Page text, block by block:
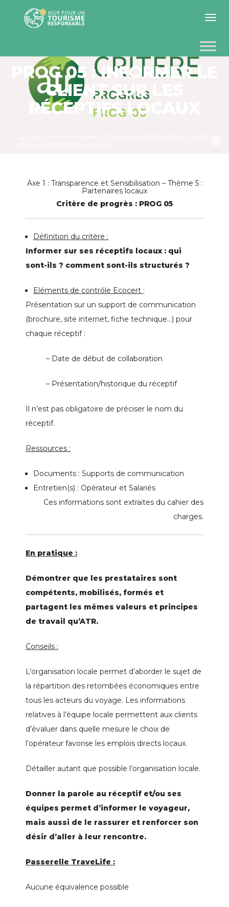
Toggle
PROG 05 : INFORMER LE
CLIENT SUR LES
RÉCEPTIFS LOCAUX
Axe 1 : Transparence et Sensibilisation – Thème 5 :
Partenaires locaux
Critère de progrès : PROG 05
Définition du critère :
Informer sur ses réceptifs locaux : qui
sont-ils ? comment sont-ils structurés ?
Eléments de contrôle Ecocert :
Présentation sur un support de communication
(brochure, site internet, fiche technique…) pour
chaque réceptif :
– Date de début de collaboration
– Présentation/historique du réceptif
Il n’est pas obligatoire de préciser le nom du
réceptif.
Ressources :
Documents : Supports de communication
Entretien(s) : Opérateur et Salariés
Ces informations sont extraites du cahier des
charges.
En pratique :
Démontrer que les prestataires sont
compétents, mobilisés, formés et
partagent les mêmes valeurs et principes
de travail qu’ATR.
Conseils :
L’organisation locale permet d’aborder le sujet de
la répartition des retombées économiques entre
tous les acteurs du voyage. Les informations
relatives à l’équipe locale permettent aux clients
d’évaluer dans quelle mesure le choix de
l’opérateur favorise les emplois directs locaux.
Détailler autant que possible l’organisation locale.
Donner la parole au réceptif et/ou ses
équipes permet d’informer le voyageur,
mais aussi de le rassurer et renforcer son
désir d’aller à leur rencontre.
Passerelle TraveLife :
Aucune équivalence possible